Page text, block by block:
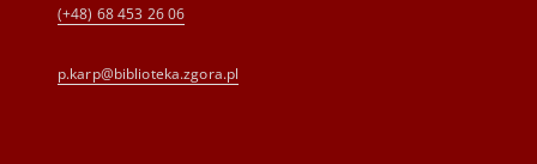
(+48) 68 453 26 06
p.karp@biblioteka.zgora.pl